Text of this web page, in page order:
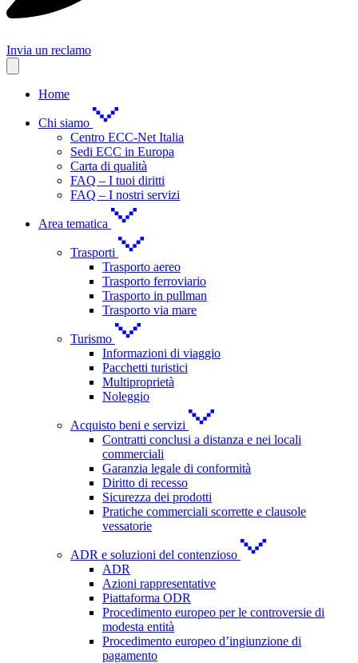
Invia un reclamo
Home
Chi siamo
Centro ECC-Net Italia
Sedi ECC in Europa
Carta di qualità
FAQ – I tuoi diritti
FAQ – I nostri servizi
Area tematica
Trasporti
Trasporto aereo
Trasporto ferroviario
Trasporto in pullman
Trasporto via mare
Turismo
Informazioni di viaggio
Pacchetti turistici
Multiproprietà
Noleggio
Acquisto beni e servizi
Contratti conclusi a distanza e nei locali
commerciali
Garanzia legale di conformità
Diritto di recesso
Sicurezza dei prodotti
Pratiche commerciali scorrette e clausole
vessatorie
ADR e soluzioni del contenzioso
ADR
Azioni rappresentative
Piattaforma ODR
Procedimento europeo per le controversie di
modesta entità
Procedimento europeo d’ingiunzione di
pagamento